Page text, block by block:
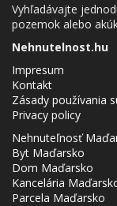
Vyhľadávajte
pozemok alebo
Nehnutelnost.hu
Impresum
Kontakt
Zásady používania
Privacy policy
Nehnuteľnosť
Byt Maďarsko
Dom Maďarsko
Kancelária
Parcela Maďarsko